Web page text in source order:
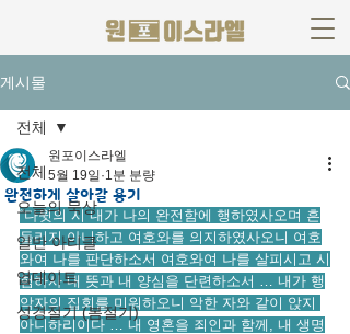
게시물
전체
오늘의 묵상
일반 아티클
업데이트
성경절기 (봄절기)
전체
완전하게 살아갈 용기
원포이스라엘
5월 19일 1분 분량
“다윗의 시 내가 나의 완전함에 행하였사오며 흔
들리지 아니하고 여호와를 의지하였사오니 여호
와여 나를 판단하소서 여호와여 나를 살피시고 시
험하사 내 뜻과 내 양심을 단련하소서 … 내가 행
악자의 집회를 미워하오니 악한 자와 같이 앉지
아니하리이다 … 내 영혼을 죄인과 함께, 내 생명